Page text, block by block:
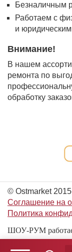
Безналичным
Работаем с
и
Внимание!
В нашем
ремонта по
обработку
© Ostmarket
Соглашение на
Политика
ШОУ-РУМ